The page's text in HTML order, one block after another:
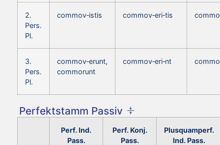
2.
Pers.
Pl.
commov‑istis commov‑eri‑tis
3.
Pers.
Pl.
commov‑erunt,
commorunt
commov‑eri‑nt
Perfektstamm Passiv
Perf. Ind.
Pass.
Perf. Konj.
Pass.
Plusquamperf.
Ind. Pass.